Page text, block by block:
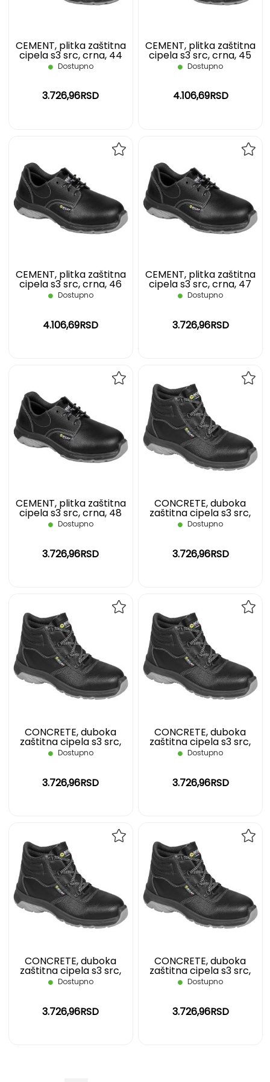
CEMENT, plitka zaštitna
cipela s3 src, crna, 44
Dostupno
3.726,96RSD
CEMENT, plitka zaštitna
cipela s3 src, crna, 45
Dostupno
4.106,69RSD
CEMENT, plitka zaštitna
cipela s3 src, crna, 46
Dostupno
4.106,69RSD
LISTU
ŽELJA
CEMENT, plitka zaštitna
cipela s3 src, crna, 47
Dostupno
3.726,96RSD
CEMENT, plitka zaštitna
cipela s3 src, crna, 48
Dostupno
3.726,96RSD
LISTU
ŽELJA
CONCRETE, duboka
zaštitna cipela s3 src,
crna, 36
Dostupno
3.726,96RSD
CONCRETE, duboka
zaštitna cipela s3 src,
crna, 37
Dostupno
3.726,96RSD
LISTU
ŽELJA
CONCRETE, duboka
zaštitna cipela s3 src,
crna, 38
Dostupno
3.726,96RSD
CONCRETE, duboka
zaštitna cipela s3 src,
crna, 39
Dostupno
3.726,96RSD
LISTU
ŽELJA
CONCRETE, duboka
zaštitna cipela s3 src,
crna, 40
Dostupno
3.726,96RSD